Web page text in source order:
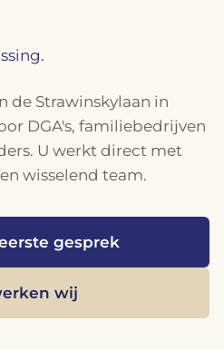
de Strawinskylaan in
DGA's, familiebedrijven
U werkt direct met
wisselend team.
gesprek
wij